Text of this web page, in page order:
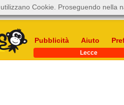
Pubblicità Aiuto
Lecce
Cookie. Proseguendo nella